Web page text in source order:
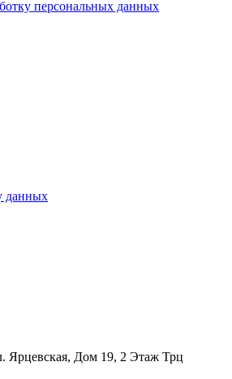
персональных данных
данных
Ярцевская, Дом 19, 2 Этаж Трц